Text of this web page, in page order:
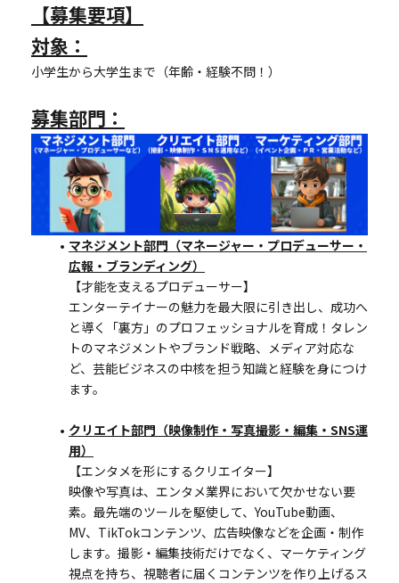
【募集要項】
対象：
小学生から大学生まで（年齢・経験不問！）
募集部門：
マネジメント部門（マネージャー・プロデューサー・
広報・ブランディング）
【才能を支えるプロデューサー】
エンターテイナーの魅力を最大限に引き出し、成功へ
と導く「裏方」のプロフェッショナルを育成！タレン
トのマネジメントやブランド戦略、メディア対応な
ど、芸能ビジネスの中核を担う知識と経験を身につけ
ます。
クリエイト部門（映像制作・写真撮影・編集・SNS運
用）
【エンタメを形にするクリエイター】
映像や写真は、エンタメ業界において欠かせない要
素。最先端のツールを駆使して、YouTube動画、
MV、TikTokコンテンツ、広告映像などを企画・制作
します。撮影・編集技術だけでなく、マーケティング
視点を持ち、視聴者に届くコンテンツを作り上げるス